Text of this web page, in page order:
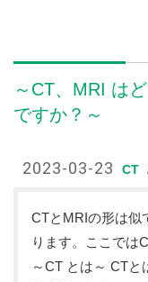
～CT、MRI は
ですか？～
2023-03-23 CT
CTとMRIの形は似
ります。ここでは
～CT とは～ CTと